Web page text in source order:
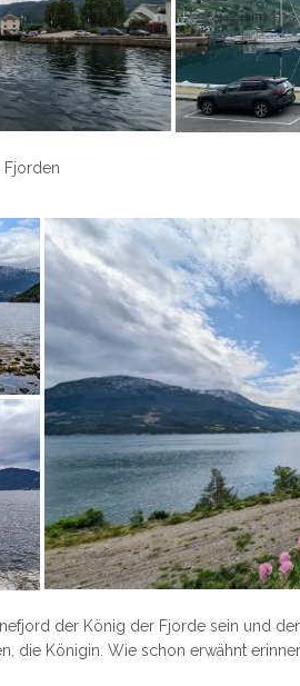
Fjorden
der König der Fjorde sein und
die Königin. Wie schon erwähnt